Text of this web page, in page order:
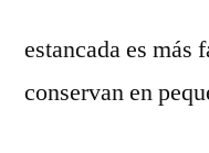
estancada es más
conservan en